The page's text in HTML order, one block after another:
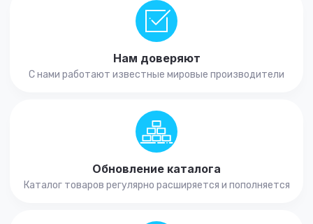
Нам доверяют
С нами работают известные мировые производители
Обновление каталога
Каталог товаров регулярно расширяется и пополняется